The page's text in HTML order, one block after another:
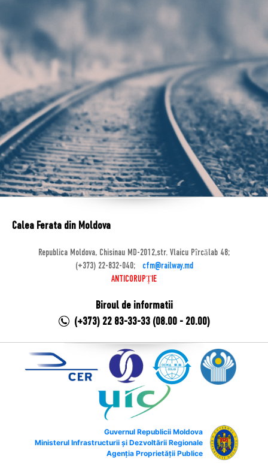
Calea Ferata din Moldova
Republica Moldova, Chisinau MD-2012,str. Vlaicu Pîrcălab 48;
(+373) 22-832-040;
cfm@railway.md
ANTICORUPȚIE
Biroul de informatii
(+373) 22 83-33-33 (08.00 - 20.00)
Guvernul Republicii Moldova
Ministerul Infrastructurii și Dezvoltării Regionale
Agenția Proprietății Publice